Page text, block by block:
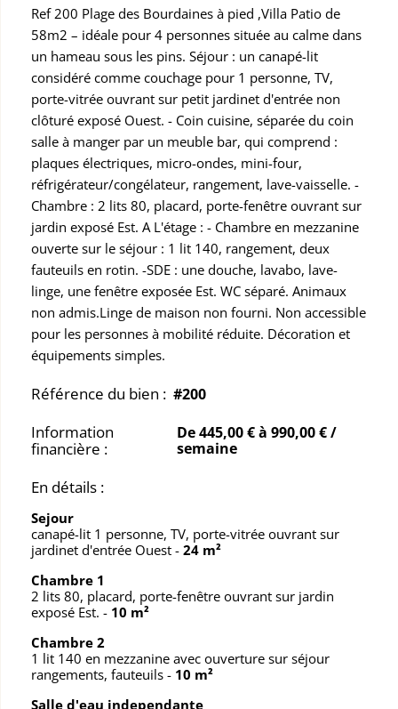
Ref 200 Plage des Bourdaines à pied ,Villa Patio de
58m2 – idéale pour 4 personnes située au calme dans
un hameau sous les pins. Séjour : un canapé-lit
considéré comme couchage pour 1 personne, TV,
porte-vitrée ouvrant sur petit jardinet d'entrée non
clôturé exposé Ouest. - Coin cuisine, séparée du coin
salle à manger par un meuble bar, qui comprend :
plaques électriques, micro-ondes, mini-four,
réfrigérateur/congélateur, rangement, lave-vaisselle. -
Chambre : 2 lits 80, placard, porte-fenêtre ouvrant sur
jardin exposé Est. A L'étage : - Chambre en mezzanine
ouverte sur le séjour : 1 lit 140, rangement, deux
fauteuils en rotin. -SDE : une douche, lavabo, lave-
linge, une fenêtre exposée Est. WC séparé. Animaux
non admis.Linge de maison non fourni. Non accessible
pour les personnes à mobilité réduite. Décoration et
équipements simples.
Référence du bien : #200
Information
financière :
De 445,00 € à 990,00 € /
semaine
En détails :
Sejour
canapé-lit 1 personne, TV, porte-vitrée ouvrant sur
jardinet d'entrée Ouest - 24 m²
Chambre 1
2 lits 80, placard, porte-fenêtre ouvrant sur jardin
exposé Est. - 10 m²
Chambre 2
1 lit 140 en mezzanine avec ouverture sur séjour
rangements, fauteuils - 10 m²
Salle d'eau independante